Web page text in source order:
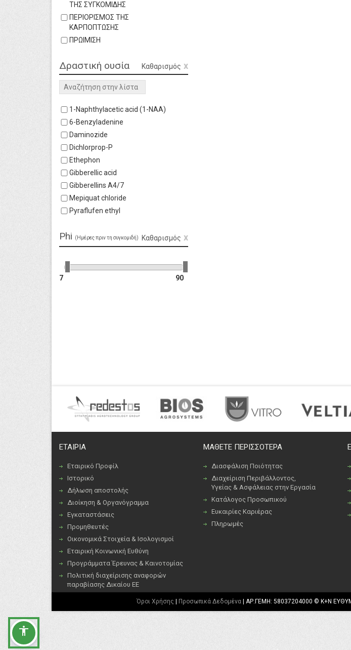
accessibility
ΤΗΣ ΣΥΓΚΟΜΙΔΗΣ
ΠΕΡΙΟΡΙΣΜΟΣ ΤΗΣ
ΚΑΡΠΟΠΤΩΣΗΣ
ΠΡΩΙΜΙΣΗ
Δραστική ουσία
search
Καθαρισμός
1-Naphthylacetic acid (1-NAA)
6-Benzyladenine
Daminozide
Dichlorprop-P
Ethephon
Gibberellic acid
Gibberellins A4/7
Mepiquat chloride
Pyraflufen ethyl
Phi (Ημέρες πριν τη συγκομιδή) Καθαρισμός
7 90
ΕΤΑΙΡΙΑ
Εταιρικό Προφίλ
Ιστορικό
Δήλωση αποστολής
Διοίκηση & Οργανόγραμμα
Εγκαταστάσεις
Προμηθευτές
Οικονομικά Στοιχεία & Ισολογισμοί
Εταιρική Κοινωνική Ευθύνη
Προγράμματα Έρευνας & Καινοτομίας
Πολιτική διαχείρισης αναφορών
παραβίασης Δικαίου ΕΕ
ΜΑΘΕΤΕ ΠΕΡΙΣΣΟΤΕΡΑ
Διασφάλιση Ποιότητας
Διαχείριση Περιβάλλοντος,
Υγείας & Ασφάλειας στην Εργασία
Κατάλογος Προσωπικού
Ευκαιρίες Καριέρας
Πληρωμές
Όροι Χρήσης Προσωπικά Δεδομένα| ΑΡ.ΓΕΜΗ: 58037204000 © K+N